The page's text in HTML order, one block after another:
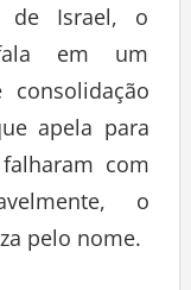
de Israel, o
em um
consolidação
apela para
com
o
pelo nome.